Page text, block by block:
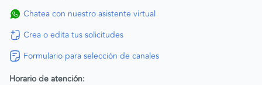
Chatea con nuestro asistente virtual
Crea o edita tus solicitudes
Formulario para selección de canales
Horario de atención: